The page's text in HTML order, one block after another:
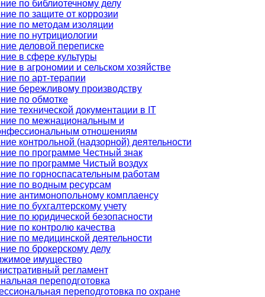
по библиотечному делу
по защите от коррозии
по методам изоляции
по нутрициологии
деловой переписке
в сфере культуры
в агрономии и сельском хозяйстве
по арт-терапии
бережливому производству
по обмотке
технической документации в IT
по межнациональным и
отношениям
контрольной (надзорной) деятельности
по программе Честный знак
по программе Чистый воздух
по горноспасательным работам
по водным ресурсам
антимонопольному комплаенсу
по бухгалтерскому учету
по юридической безопасности
по контролю качества
по медицинской деятельности
по брокерскому делу
имущество
регламент
переподготовка
переподготовка по охране